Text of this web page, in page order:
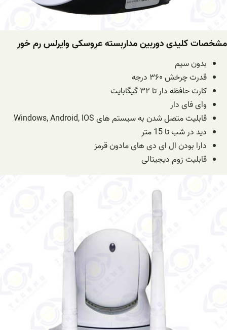
مشخصات کلیدی دوربین مداربسته عروسکی وایرلس رم خور
بدون سیم
قدرت چرخش ۳۶۰ درجه
کارت حافظه دار تا ۳۲ گیگابایت
وای فای دار
قابلیت متصل شدن به سیستم های Windows, Android, IOS
دید در شب تا 15 متر
دارا بودن ال ای دی های مادون قرمز
قابلیت زوم دیجیتالی